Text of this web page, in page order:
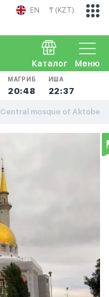
EN ₸ (KZT)
Меню
Каталог
МАГРИБ
20:48
ИША
22:37
Central mosque of Aktobe